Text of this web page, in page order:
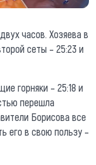
часов. Хозяева в
сеты – 25:23 и
горняки – 25:18 и
перешла
Борисова все
его в свою пользу –